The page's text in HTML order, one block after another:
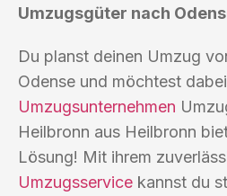
Umzugsgüter nach
Du planst deinen Umzug
Odense und möchtest
Umzugsunternehmen
Heilbronn aus Heilbronn
Lösung! Mit ihrem
Umzugsservice kannst du